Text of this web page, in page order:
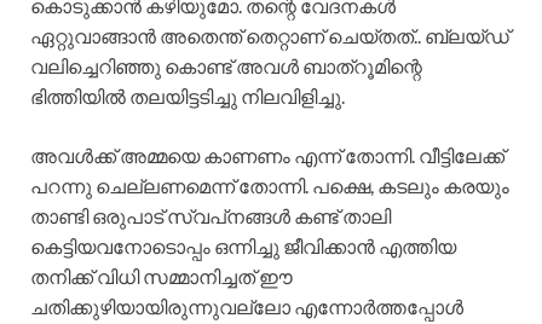
കൊടുക്കാൻ കഴിയുമോ. തന്റെ വേദനകൾ
ഏറ്റുവാങ്ങാൻ അതെന്ത് തെറ്റാണ് ചെയ്തത്.. ബ്ലയ്ഡ്
വലിച്ചെറിഞ്ഞു കൊണ്ട് അവൾ ബാത്‌റൂമിന്റെ
ഭിത്തിയിൽ തലയിട്ടടിച്ചു നിലവിളിച്ചു.
അവൾക്ക് അമ്മയെ കാണണം എന്ന് തോന്നി. വീട്ടിലേക്ക്
പറന്നു ചെല്ലണമെന്ന് തോന്നി. പക്ഷെ, കടലും കരയും
താണ്ടി ഒരുപാട് സ്വപ്‌നങ്ങൾ കണ്ട് താലി
കെട്ടിയവനോടൊപ്പം ഒന്നിച്ചു ജീവിക്കാൻ എത്തിയ
തനിക്ക് വിധി സമ്മാനിച്ചത് ഈ
ചതിക്കുഴിയായിരുന്നുവല്ലോ എന്നോർത്തപ്പോൾ